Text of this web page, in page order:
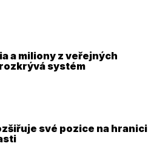
a miliony z veřejných
systém
své pozice na hranici